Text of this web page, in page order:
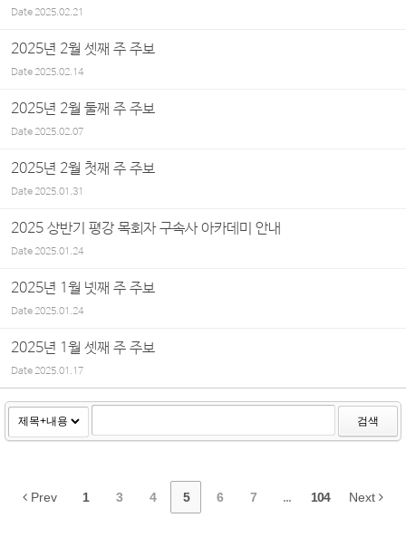
Date2025.02.21
2025년 2월 셋째 주 주보
Date2025.02.14
2025년 2월 둘째 주 주보
Date2025.02.07
2025년 2월 첫째 주 주보
Date2025.01.31
2025 상반기 평강 목회자 구속사 아카데미 안내
Date2025.01.24
2025년 1월 넷째 주 주보
Date2025.01.24
2025년 1월 셋째 주 주보
Date2025.01.17
검색
Prev 1 3 4 5 6 7 ... 104 Next